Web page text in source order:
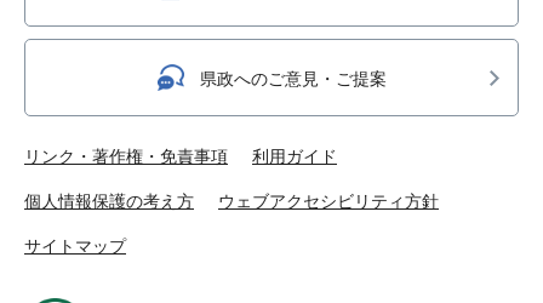
県政へのご意見・ご提案
リンク・著作権・免責事項 利用ガイド
個人情報保護の考え方 ウェブアクセシビリティ方針
サイトマップ